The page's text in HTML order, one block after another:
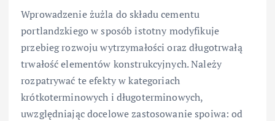
Wprowadzenie żużla do składu cementu
portlandzkiego w sposób istotny modyfikuje
przebieg rozwoju wytrzymałości oraz długotrwałą
trwałość elementów konstrukcyjnych. Należy
rozpatrywać te efekty w kategoriach
krótkoterminowych i długoterminowych,
uwzględniając docelowe zastosowanie spoiwa: od